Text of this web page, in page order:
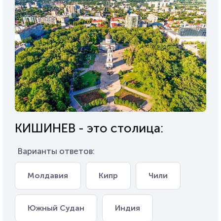
КИШИНЕВ - это столица:
Варианты ответов:
Молдавия Кипр Чили
Южный Судан Индия